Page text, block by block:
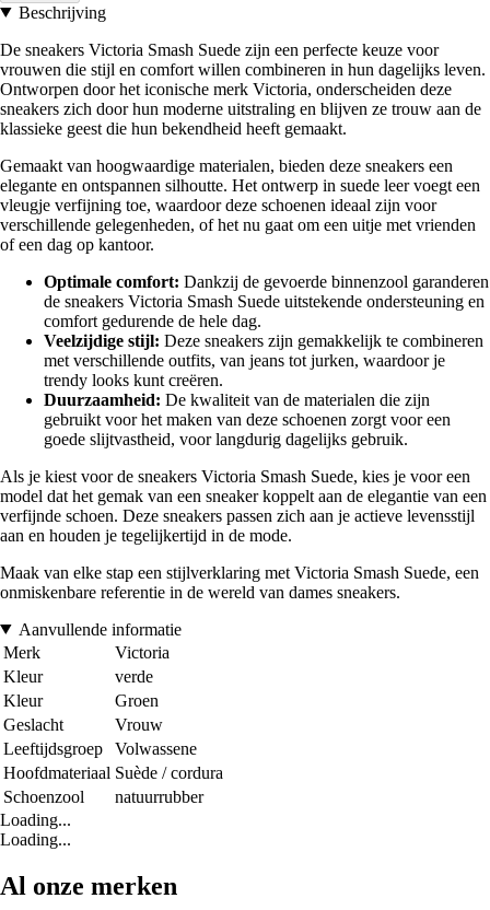
Beschrijving
De sneakers Victoria Smash Suede zijn een perfecte keuze voor
vrouwen die stijl en comfort willen combineren in hun dagelijks leven.
Ontworpen door het iconische merk Victoria, onderscheiden deze
sneakers zich door hun moderne uitstraling en blijven ze trouw aan de
klassieke geest die hun bekendheid heeft gemaakt.
Gemaakt van hoogwaardige materialen, bieden deze sneakers een
elegante en ontspannen silhoutte. Het ontwerp in suede leer voegt een
vleugje verfijning toe, waardoor deze schoenen ideaal zijn voor
verschillende gelegenheden, of het nu gaat om een uitje met vrienden
of een dag op kantoor.
Optimale comfort: Dankzij de gevoerde binnenzool garanderen
de sneakers Victoria Smash Suede uitstekende ondersteuning en
comfort gedurende de hele dag.
Veelzijdige stijl: Deze sneakers zijn gemakkelijk te combineren
met verschillende outfits, van jeans tot jurken, waardoor je
trendy looks kunt creëren.
Duurzaamheid: De kwaliteit van de materialen die zijn
gebruikt voor het maken van deze schoenen zorgt voor een
goede slijtvastheid, voor langdurig dagelijks gebruik.
Als je kiest voor de sneakers Victoria Smash Suede, kies je voor een
model dat het gemak van een sneaker koppelt aan de elegantie van een
verfijnde schoen. Deze sneakers passen zich aan je actieve levensstijl
aan en houden je tegelijkertijd in de mode.
Maak van elke stap een stijlverklaring met Victoria Smash Suede, een
onmiskenbare referentie in de wereld van dames sneakers.
Aanvullende informatie
Merk
Victoria
Kleur
verde
Kleur
Groen
Geslacht
Vrouw
Leeftijdsgroep
Volwassene
Hoofdmateriaal Suède / cordura
Schoenzool
natuurrubber
Loading...
Loading...
Al onze merken